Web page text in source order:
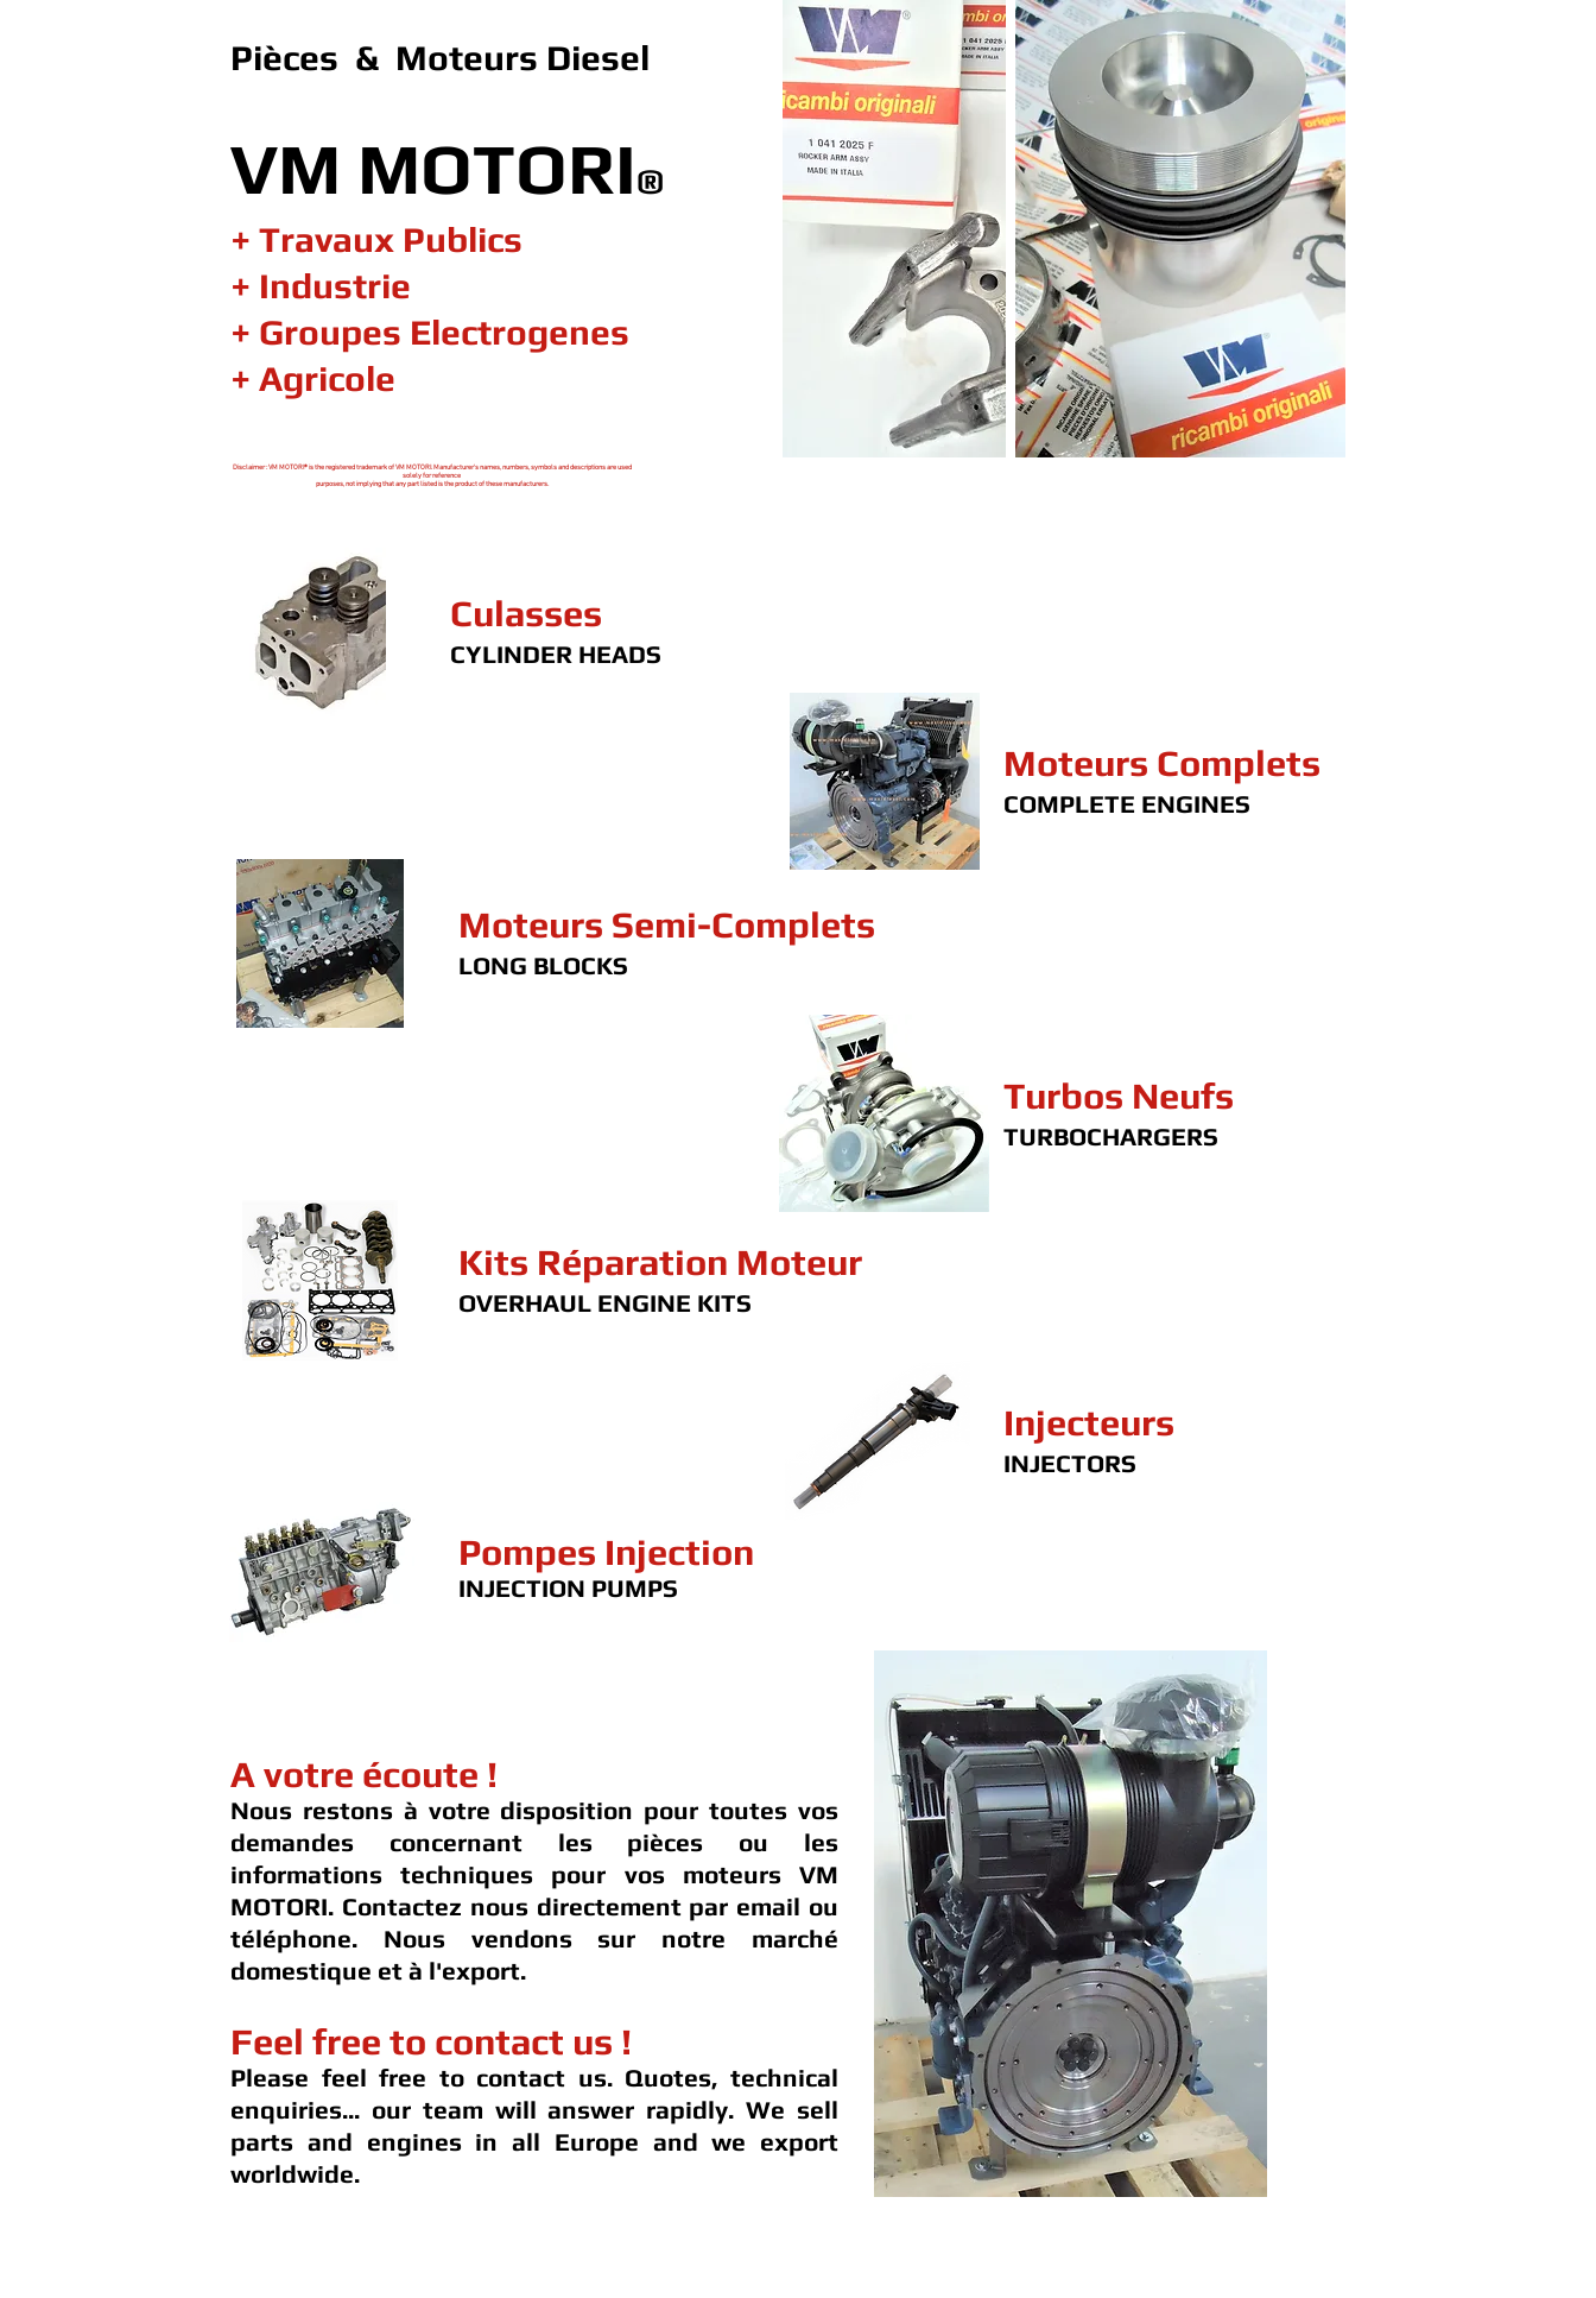
Pièces & Moteurs Diesel
VM MOTORI®
+ Travaux Publics
+ Industrie
+ Groupes Electrogenes
+ Agricole
Disclaimer : VM MOTORI® is the registered trademark of VM MOTORI. Manufacturer's names, numbers, symbols and descriptions are used
solely for reference
purposes, not implying that any part listed is the product of these manufacturers.
Culasses
CYLINDER HEADS
Moteurs Complets
COMPLETE ENGINES
Moteurs Semi-Complets
LONG BLOCKS
Turbos Neufs
TURBOCHARGERS
Kits Réparation Moteur
OVERHAUL ENGINE KITS
Pompes Injection
INJECTION PUMPS
Injecteurs
INJECTORS
A votre écoute !
Nous restons à votre disposition pour toutes vos
demandes concernant les pièces ou les
informations techniques pour vos moteurs VM
MOTORI. Contactez nous directement par email ou
téléphone. Nous vendons sur notre marché
domestique et à l'export.
Feel free to contact us !
Please feel free to contact us. Quotes, technical
enquiries... our team will answer rapidly. We sell
parts and engines in all Europe and we export
worldwide.